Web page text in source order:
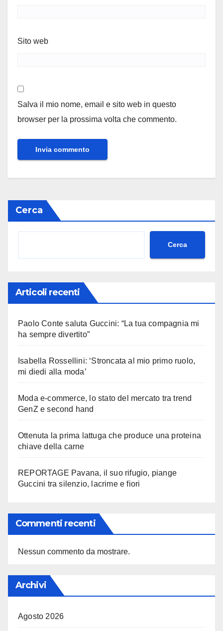
Sito web
Salva il mio nome, email e sito web in questo
browser per la prossima volta che commento.
Cerca
Cerca
Articoli recenti
Paolo Conte saluta Guccini: “La tua compagnia mi
ha sempre divertito”
Isabella Rossellini: ‘Stroncata al mio primo ruolo,
mi diedi alla moda’
Moda e-commerce, lo stato del mercato tra trend
GenZ e second hand
Ottenuta la prima lattuga che produce una proteina
chiave della carne
REPORTAGE Pavana, il suo rifugio, piange
Guccini tra silenzio, lacrime e fiori
Commenti recenti
Nessun commento da mostrare.
Archivi
Agosto 2026